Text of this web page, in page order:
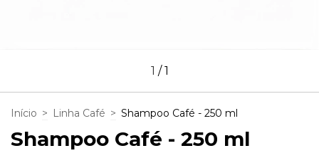
1 /1
Início > Linha Café > Shampoo Café - 250 ml
Shampoo Café - 250 ml